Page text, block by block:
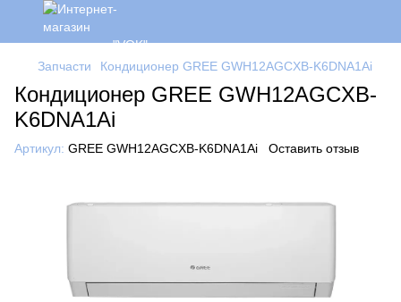
Запчасти Кондиционер GREE GWH12AGCXB-K6DNA1Ai
Кондиционер GREE GWH12AGCXB-
K6DNA1Ai
Артикул: GREE GWH12AGCXB-K6DNA1Ai Оставить отзыв